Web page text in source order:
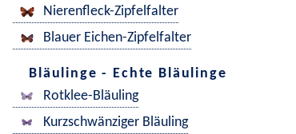
Nierenfleck-Zipfelfalter
Blauer Eichen-Zipfelfalter
Bläulinge - Echte Bläulinge
Rotklee-Bläuling
Kurzschwänziger Bläuling